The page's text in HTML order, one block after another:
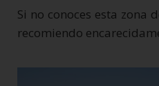
Si no conoces esta zona
recomiendo